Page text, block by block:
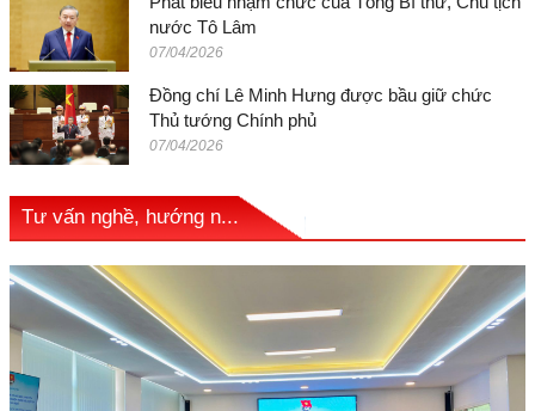
nước Tô Lâm
07/04/2026
Đồng chí Lê Minh Hưng được bầu giữ chức
Thủ tướng Chính phủ
07/04/2026
Tư vấn nghề, hướng n...